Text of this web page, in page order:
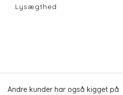
Lysægthed
Andre kunder har også kigget på